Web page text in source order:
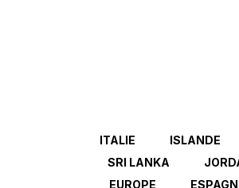
ITALIE ISLANDE
SRI LANKA
EUROPE